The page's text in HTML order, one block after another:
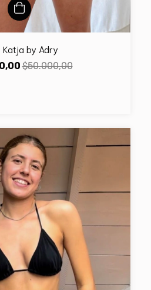
Katja by Adry
$50.000,00